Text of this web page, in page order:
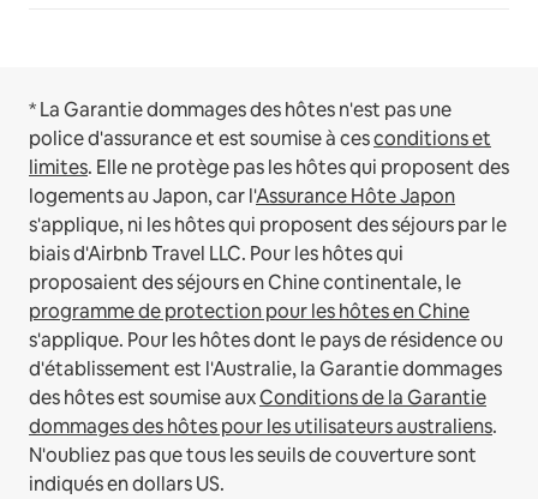
* La Garantie dommages des hôtes n'est pas une
police d'assurance et est soumise à cesconditions et
limites. Elle ne protège pas les hôtes qui proposent des
logements au Japon, car l'Assurance Hôte Japon
s'applique, ni les hôtes qui proposent des séjours par le
biais d'Airbnb Travel LLC. Pour les hôtes qui
proposaient des séjours en Chine continentale, le
programme de protection pour les hôtes en Chine
s'applique. Pour les hôtes dont le pays de résidence ou
d'établissement est l'Australie, la Garantie dommages
des hôtes est soumise auxConditions de la Garantie
dommages des hôtes pour les utilisateurs australiens.
N'oubliez pas que tous les seuils de couverture sont
indiqués en dollars US.